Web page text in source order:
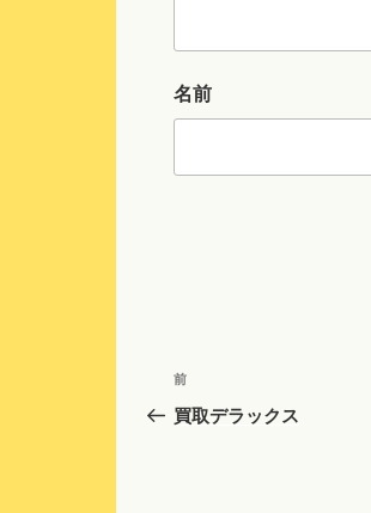
名前
投
稿
前
の
前
買取デラックス